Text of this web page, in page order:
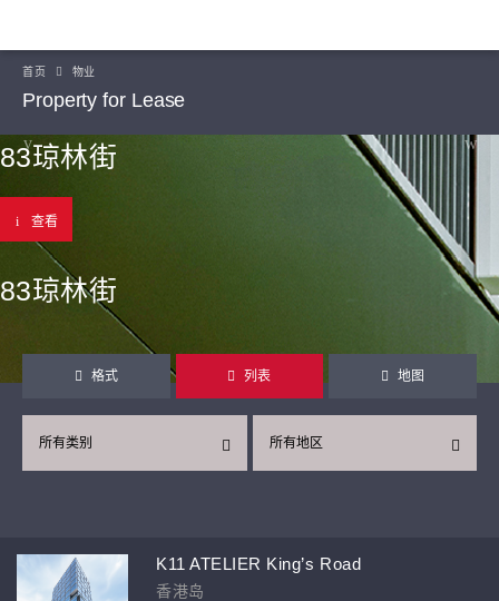
首页 物业
Property for Lease
83琼林街
查看
83琼林街
格式 列表 地图
所有地区
所有类别
K11 ATELIER King’s Road
香港岛